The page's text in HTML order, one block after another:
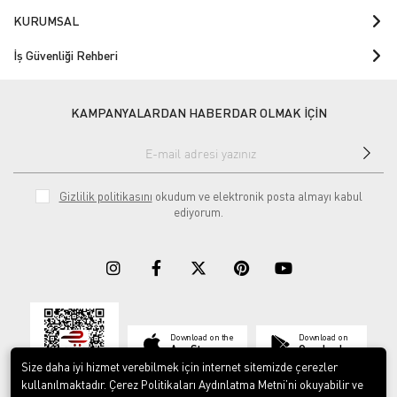
KURUMSAL
İş Güvenliği Rehberi
KAMPANYALARDAN HABERDAR OLMAK İÇİN
Gizlilik politikasını okudum ve elektronik posta almayı kabul
ediyorum.
Download on the
App Store
Download on
Google play
Size daha iyi hizmet verebilmek için internet sitemizde çerezler
kullanılmaktadır. Çerez Politikaları Aydınlatma Metni’ni okuyabilir ve